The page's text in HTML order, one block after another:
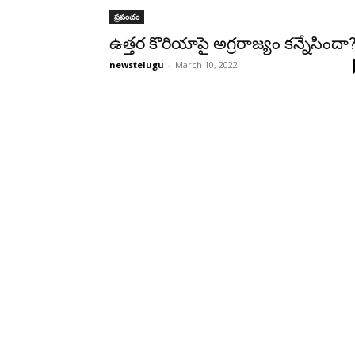
ప్రపంచం
ఉత్తర కొరియాపై అగ్రరాజ్యం
newstelugu - March 10, 2022